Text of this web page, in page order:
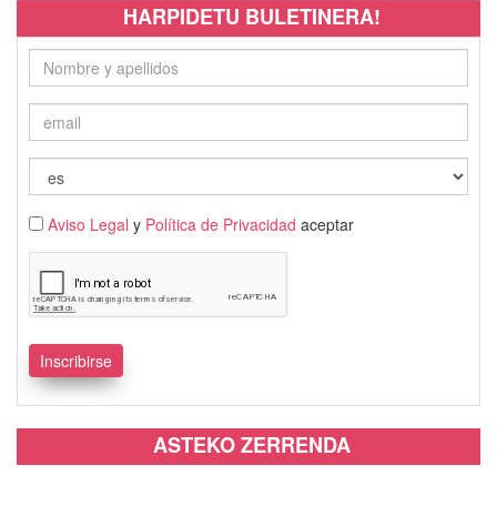
HARPIDETU BULETINERA!
Aviso Legal y Política de Privacidad aceptar
ASTEKO ZERRENDA